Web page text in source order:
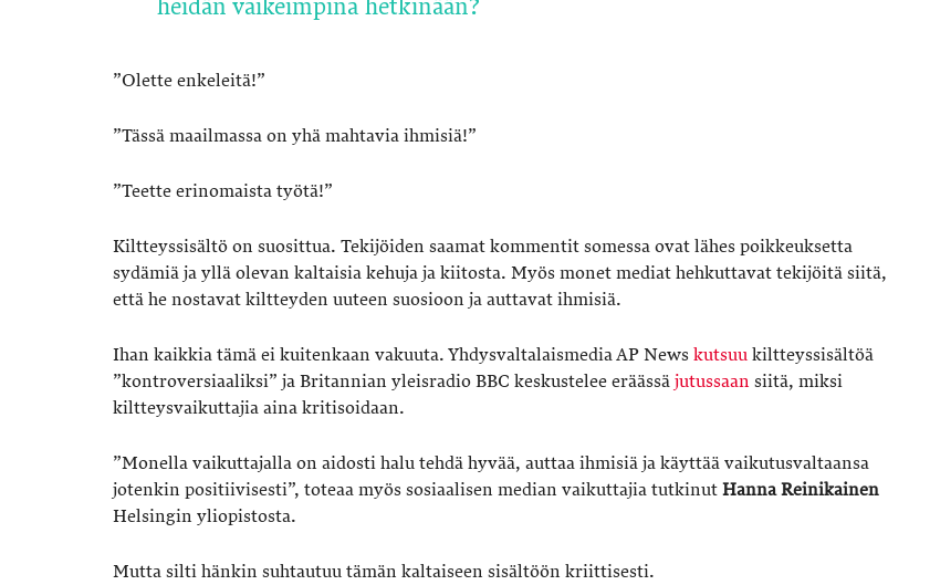
heidän vaikeimpina hetkinään?
”Olette enkeleitä!”
”Tässä maailmassa on yhä mahtavia ihmisiä!”
”Teette erinomaista työtä!”
Kiltteyssisältö on suosittua. Tekijöiden saamat kommentit somessa ovat lähes poikkeuksetta
sydämiä ja yllä olevan kaltaisia kehuja ja kiitosta. Myös monet mediat hehkuttavat tekijöitä siitä,
että he nostavat kiltteyden uuteen suosioon ja auttavat ihmisiä.
Ihan kaikkia tämä ei kuitenkaan vakuuta. Yhdysvaltalaismedia AP News kutsuu kiltteyssisältöä
”kontroversiaaliksi” ja Britannian yleisradio BBC keskustelee eräässä jutussaan siitä, miksi
kiltteysvaikuttajia aina kritisoidaan.
”Monella vaikuttajalla on aidosti halu tehdä hyvää, auttaa ihmisiä ja käyttää vaikutusvaltaansa
jotenkin positiivisesti”, toteaa myös sosiaalisen median vaikuttajia tutkinut Hanna Reinikainen
Helsingin yliopistosta.
Mutta silti hänkin suhtautuu tämän kaltaiseen sisältöön kriittisesti.